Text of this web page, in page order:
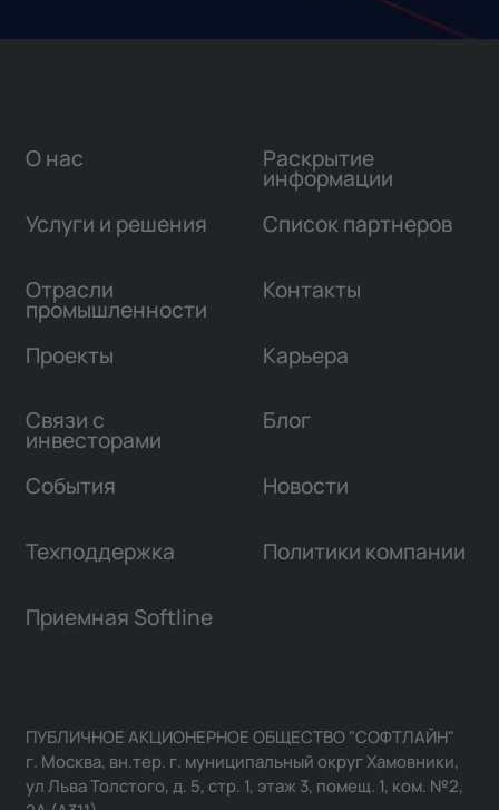
О нас
Услуги и решения
Отрасли
промышленности
Проекты
Связи с
инвесторами
Раскрытие
информации
Список партнеров
Контакты
Карьера
Блог
События Новости
Техподдержка Политики компании
Приемная Softline
ПУБЛИЧНОЕ АКЦИОНЕРНОЕ ОБЩЕСТВО "СОФТЛАЙН"
г. Москва, вн.тер. г. муниципальный округ Хамовники,
ул Льва Толстого, д. 5, стр. 1, этаж 3, помещ. 1, ком. №2,